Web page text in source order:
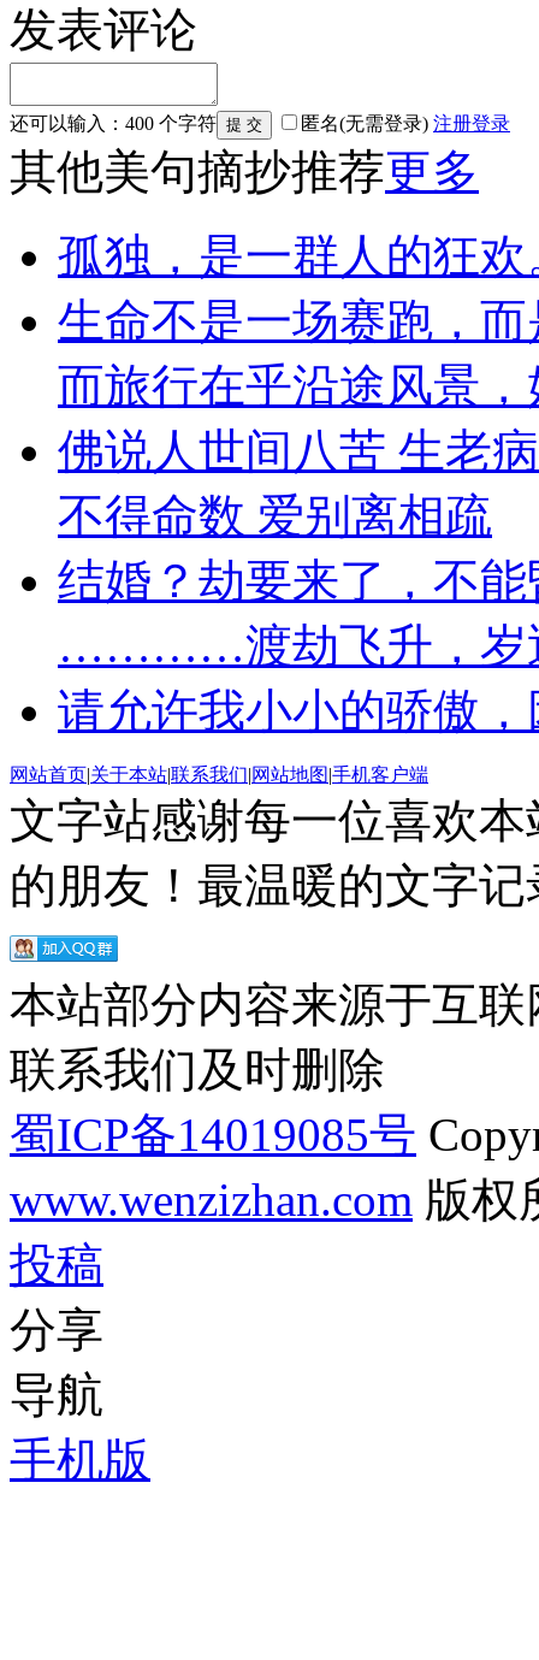
发表评论
还可以输入： 400 个字符 匿名(无需登录) 注册登录
其他美句摘抄推荐更多
孤独，是一群人的狂欢
生命不是一场赛跑，
而旅行在乎沿途风景
佛说人世间八苦 生老
不得命数 爱别离相疏
结婚？劫要来了，不
…………渡劫飞升，岁
请允许我小小的骄傲
网站首页|关于本站|联系我们|网站地图|手机客户端
文字站感谢每一位喜欢
的朋友！最温暖的文字
本站部分内容来源于互
联系我们及时删除
蜀ICP备14019085号
www.wenzizhan.com 版权
投稿
分享
导航
手机版